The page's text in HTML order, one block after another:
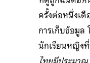
ครั้งต่อหนึ่งเดื
การเก็บข้อมูล
นักเรียนหญิง